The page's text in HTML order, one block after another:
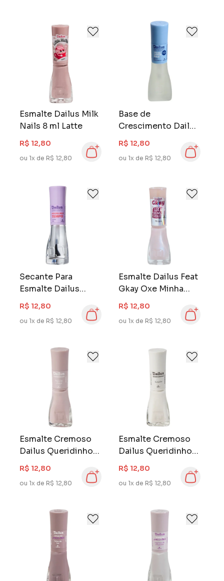
Esmalte Dailus Milk
Nails 8 ml Latte
R$ 12,80
ou 1x de R$ 12,80
Base de
Crescimento Dailus
8 ml Não Me Lasco
Mais
R$ 12,80
ou 1x de R$ 12,80
Secante Para
Esmalte Dailus
Poupa Meu Tempo 8
ml Ultra Sec
R$ 12,80
ou 1x de R$ 12,80
Esmalte Dailus Feat
Gkay Oxe Minha
Gente 8 ml Tô Ryca
R$ 12,80
ou 1x de R$ 12,80
Esmalte Cremoso
Dailus Queridinhos
8 ml Taça de Cristal
R$ 12,80
ou 1x de R$ 12,80
Esmalte Cremoso
Dailus Queridinhos
8 ml Suspiro
R$ 12,80
ou 1x de R$ 12,80